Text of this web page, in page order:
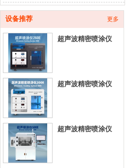
设备推荐 更多
超声波精密喷涂仪
超声波精密喷涂仪
超声波精密喷涂仪